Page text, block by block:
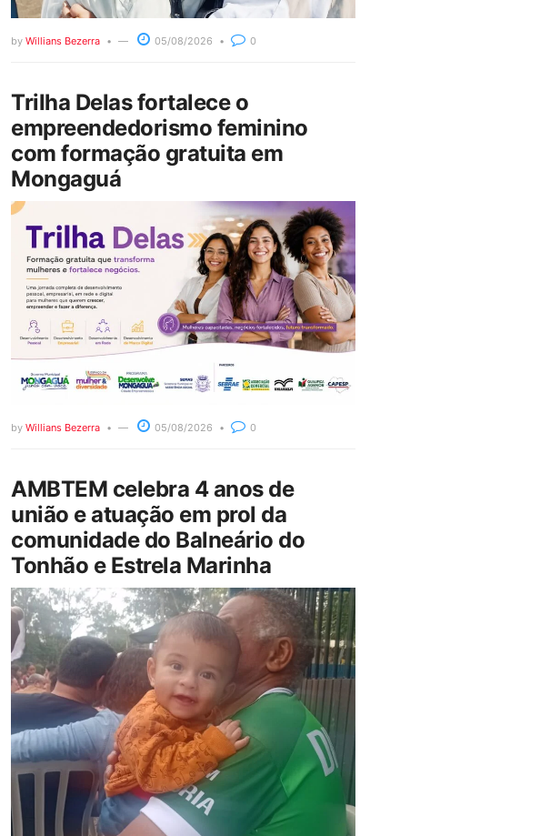
by Willians Bezerra 05/08/2026 0
Trilha Delas fortalece o
empreendedorismo feminino
com formação gratuita em
Mongaguá
by Willians Bezerra 05/08/2026 0
AMBTEM celebra 4 anos de
união e atuação em prol da
comunidade do Balneário do
Tonhão e Estrela Marinha